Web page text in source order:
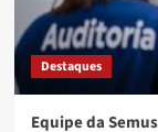
Destaques
Equipe da